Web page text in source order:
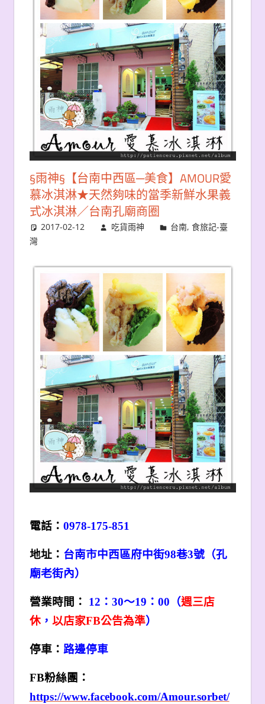
§雨神§【台南中西區─美食】AMOUR愛
慕冰淇淋★天然夠味的當季新鮮水果義
式冰淇淋／台南孔廟商圈
2017-02-12 吃貨雨神 台南,食旅記-臺
灣
電話： 0978-175-851
地址： 台南市中西區府中街98巷3號（孔
廟老街內）
營業時間： 12：30～19：00（週三店
休， 以店家FB公告為準）
停車： 路邊停車
FB粉絲團：
https://www.facebook.com/Amour.sorbet/